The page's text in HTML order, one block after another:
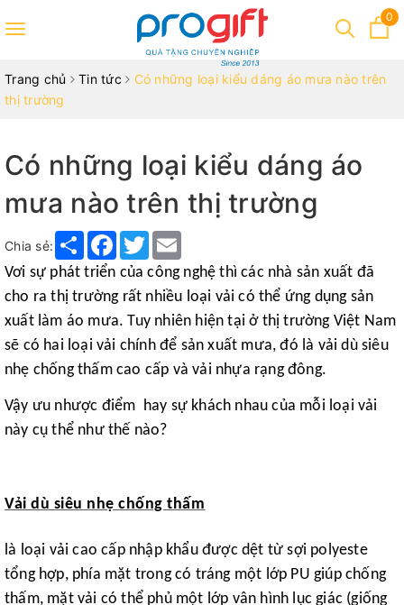
Toggle
0
Trang chủ Tin tức
Có những loại kiểu dáng áo mưa nào trên
thị trường
Có những loại kiểu dáng áo
mưa nào trên thị trường
Chia sẻ: Share Facebook
Twitter
Vơi sự phát triển của công nghệ thì các nhà sản xuất đã
cho ra thị trường rất nhiều loại vải có thể ứng dụng sản
xuất làm áo mưa. Tuy nhiên hiện tại ở thị trường Việt Nam
sẽ có hai loại vải chính để sản xuất mưa, đó là vải dù siêu
nhẹ chống thấm cao cấp và vải nhựa rạng đông.
Vậy ưu nhược điểm hay sự khách nhau của mỗi loại vải
này cụ thể như thế nào?
Vải dù siêu nhẹ chống thấm
là loại vải cao cấp nhập khẩu được dệt từ sợi polyeste
tổng hợp, phía mặt trong có tráng một lớp PU giúp chống
thấm, mặt vải có thể phủ một lớp vân hình lục giác (giống